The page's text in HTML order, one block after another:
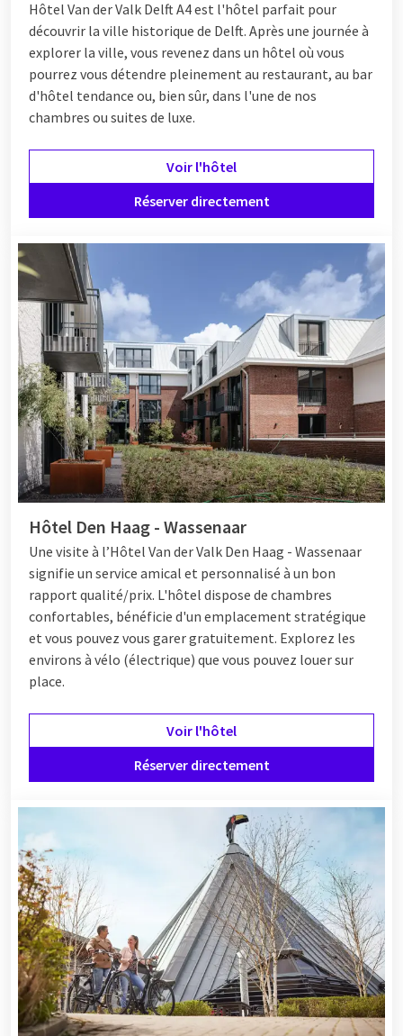
Hôtel Van der Valk Delft A4 est l'hôtel parfait pour
découvrir la ville historique de Delft. Après une journée à
explorer la ville, vous revenez dans un hôtel où vous
pourrez vous détendre pleinement au restaurant, au bar
d'hôtel tendance ou, bien sûr, dans l'une de nos
chambres ou suites de luxe.
Voir l'hôtel
Réserver directement
Hôtel Den Haag - Wassenaar
Une visite à l’Hôtel Van der Valk Den Haag - Wassenaar
signifie un service amical et personnalisé à un bon
rapport qualité/prix. L'hôtel dispose de chambres
confortables, bénéficie d'un emplacement stratégique
et vous pouvez vous garer gratuitement. Explorez les
environs à vélo (électrique) que vous pouvez louer sur
place.
Voir l'hôtel
Réserver directement